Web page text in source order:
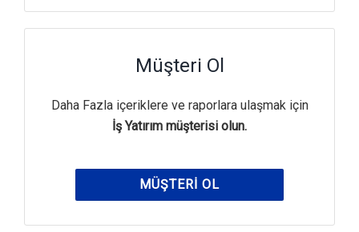
Müşteri Ol
Daha Fazla içeriklere ve raporlara ulaşmak için
İş Yatırım müşterisi olun.
MÜŞTERI OL